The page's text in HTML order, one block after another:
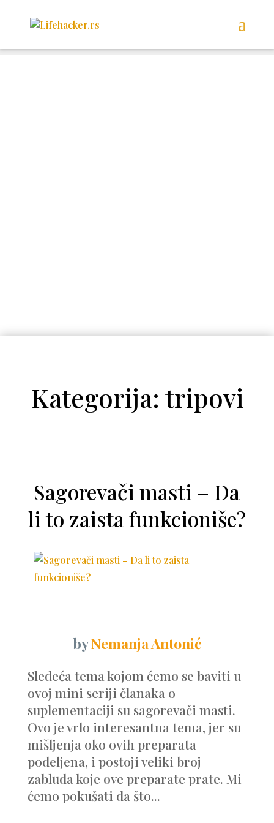
Kategorija: tripovi
Sagorevači masti – Da
li to zaista funkcioniše?
byNemanja Antonić
Sledeća tema kojom ćemo se baviti u
ovoj mini seriji članaka o
suplementaciji su sagorevači masti.
Ovo je vrlo interesantna tema, jer su
mišljenja oko ovih preparata
podeljena, i postoji veliki broj
zabluda koje ove preparate prate. Mi
ćemo pokušati da što...